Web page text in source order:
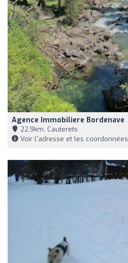
Agence Immobiliere Bordenave
22,9km, Cauterets
Voir l'adresse et les coordonnées